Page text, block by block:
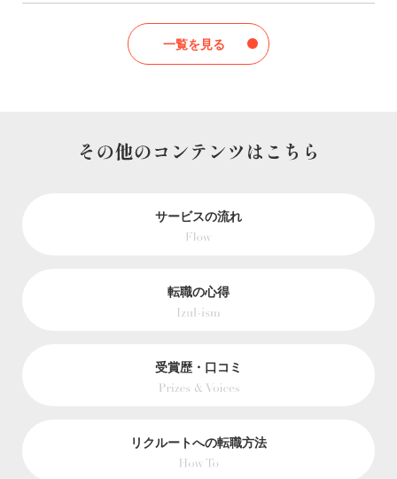
一覧を見る
サービスの流れ
転職の心得
受賞歴・口コミ
リクルートへの転職方法